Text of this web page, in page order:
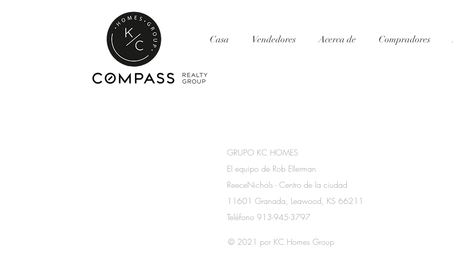
Casa Vendedores Acerca de Compradores
GRUPO KC HOMES
El equipo de Rob Ellerman
ReeceNichols - Centro de la ciudad
11601 Granada, Leawood, KS 66211
Teléfono 913-945-3797
© 2021 por KC Homes Group